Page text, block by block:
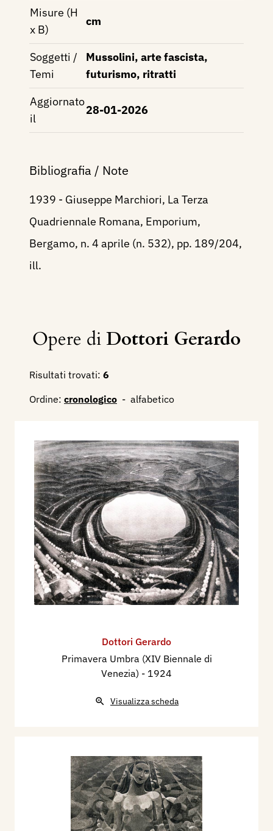
Misure (H
x B)
cm
Soggetti /
Temi
Mussolini, arte fascista,
futurismo, ritratti
Aggiornato
il
28-01-2026
Bibliografia / Note
1939 - Giuseppe Marchiori, La Terza
Quadriennale Romana, Emporium,
Bergamo, n. 4 aprile (n. 532), pp. 189/204,
ill.
Opere diDottori Gerardo
Risultati trovati: 6
Ordine: cronologico - alfabetico
Dottori Gerardo
Primavera Umbra (XIV Biennale di
Venezia) - 1924
Visualizza scheda